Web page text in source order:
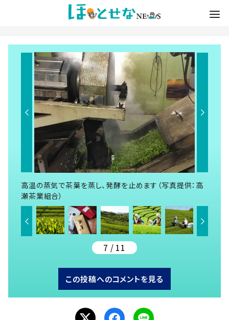
高温の蒸気で茶葉を蒸し、発酵を止めます（写真提供：高
瀬茶業組合）
7 / 11
この投稿へのコメントを見る